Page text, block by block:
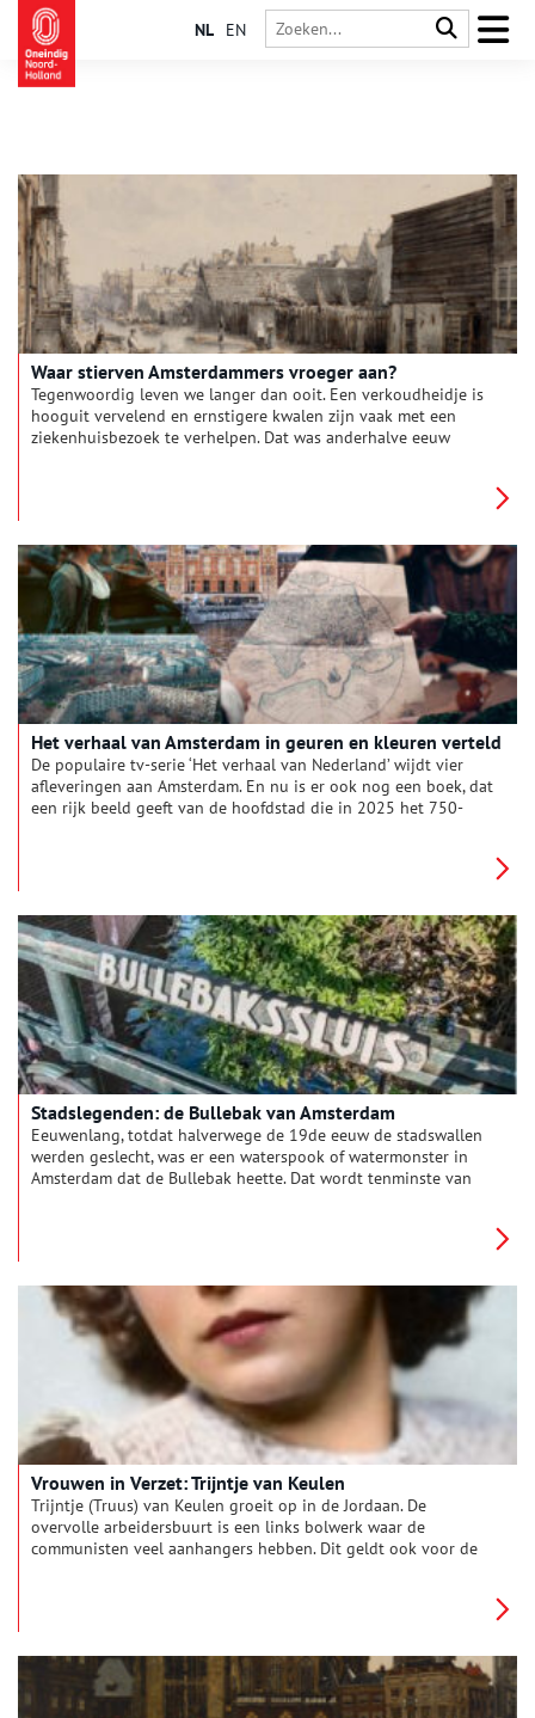
NL EN
Waar stierven Amsterdammers vroeger aan?
Tegenwoordig leven we langer dan ooit. Een verkoudheidje is
hooguit vervelend en ernstigere kwalen zijn vaak met een
ziekenhuisbezoek te verhelpen. Dat was anderhalve eeuw
even hard getroffen? En welke initiatieven brachten
verbetering in deze situatie?
Het verhaal van Amsterdam in geuren en kleuren verteld
De populaire tv-serie ‘Het verhaal van Nederland’ wijdt vier
afleveringen aan Amsterdam. En nu is er ook nog een boek, dat
een rijk beeld geeft van de hoofdstad die in 2025 het 750-
Stadslegenden: de Bullebak van Amsterdam
Eeuwenlang, totdat halverwege de 19de eeuw de stadswallen
werden geslecht, was er een waterspook of watermonster in
Amsterdam dat de Bullebak heette. Dat wordt tenminste van
Vrouwen in Verzet: Trijntje van Keulen
Trijntje (Truus) van Keulen groeit op in de Jordaan. De
overvolle arbeidersbuurt is een links bolwerk waar de
communisten veel aanhangers hebben. Dit geldt ook voor de
vrijwel meteen in het verzet.